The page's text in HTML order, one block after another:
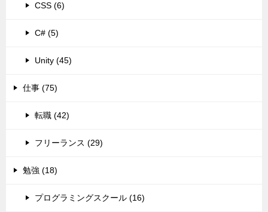
CSS (6)
C# (5)
Unity (45)
仕事 (75)
転職 (42)
フリーランス (29)
勉強 (18)
プログラミングスクール (16)